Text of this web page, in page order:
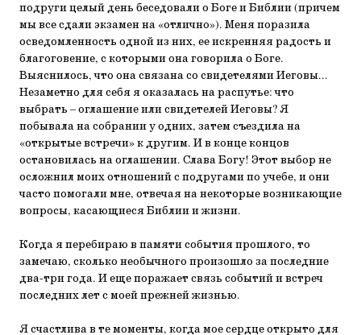
подруги целый день беседовали о Боге и Библии (причем
мы все сдали экзамен на «отлично»). Меня поразила
осведомленность одной из них, ее искренняя радость и
благоговение, с которыми она говорила о Боге.
Выяснилось, что она связана со свидетелями Иеговы...
Незаметно для себя я оказалась на распутье: что
выбрать – оглашение или свидетелей Иеговы? Я
побывала на собрании у одних, затем съездила на
«открытые встречи» к другим. И в конце концов
остановилась на оглашении. Слава Богу! Этот выбор не
осложнил моих отношений с подругами по учебе, и они
часто помогали мне, отвечая на некоторые возникающие
вопросы, касающиеся Библии и жизни.
Когда я перебираю в памяти события прошлого, то
замечаю, сколько необычного произошло за последние
два-три года. И еще поражает связь событий и встреч
последних лет с моей прежней жизнью.
Я счастлива в те моменты, когда мое сердце открыто для